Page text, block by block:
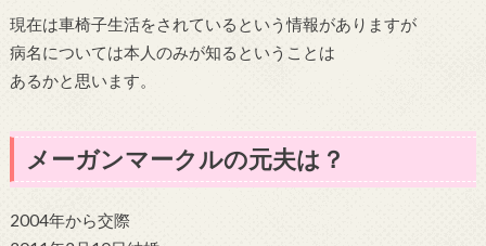
現在は車椅子生活をされているという情報がありますが
病名については本人のみが知るということは
あるかと思います。
メーガンマークルの元夫は？
2004年から交際